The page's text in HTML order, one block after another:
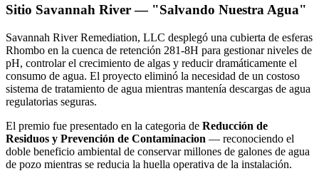
Sitio Savannah River — "Salvando Nuestra Agua"
Savannah River Remediation, LLC desplegó una cubierta de esferas
Rhombo en la cuenca de retención 281-8H para gestionar niveles de
pH, controlar el crecimiento de algas y reducir dramáticamente el
consumo de agua. El proyecto eliminó la necesidad de un costoso
sistema de tratamiento de agua mientras mantenía descargas de agua
regulatorias seguras.
El premio fue presentado en la categoria de Reducción de
Residuos y Prevención de Contaminacion — reconociendo el
doble beneficio ambiental de conservar millones de galones de agua
de pozo mientras se reducia la huella operativa de la instalación.